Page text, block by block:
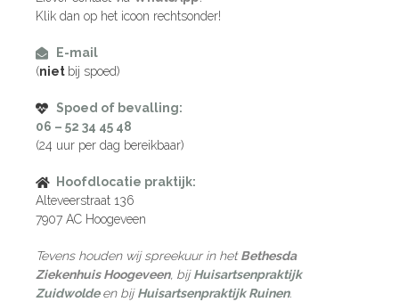
Klik dan op het icoon rechtsonder!
E-mail
(niet bij spoed)
Spoed of bevalling:
06 – 52 34 45 48
(24 uur per dag bereikbaar)
Hoofdlocatie praktijk:
Alteveerstraat 136
7907 AC Hoogeveen
Tevens houden wij spreekuur in hetBethesda
Ziekenhuis Hoogeveen, bijHuisartsenpraktijk
Zuidwolde en bijHuisartsenpraktijk Ruinen.